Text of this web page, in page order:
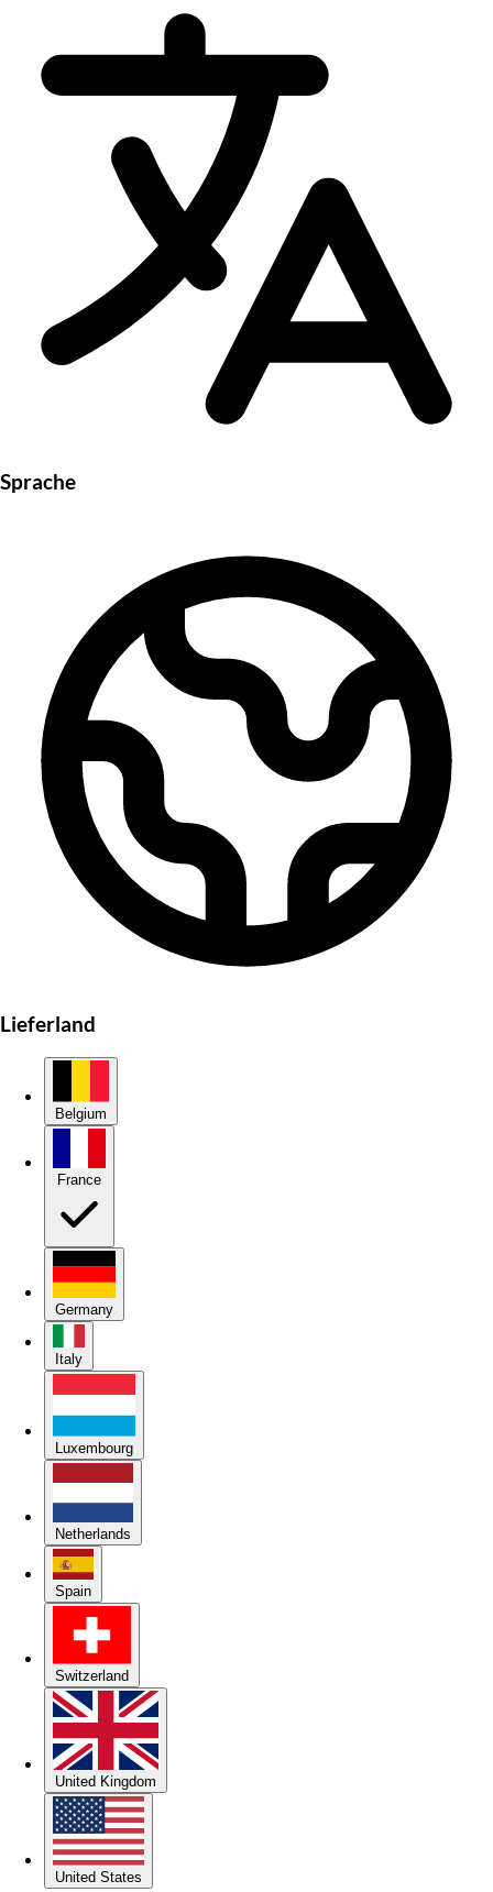
Sprache
Lieferland
Belgium
Germany
Italy
Luxembourg
Netherlands
Spain
Switzerland
United Kingdom
United States